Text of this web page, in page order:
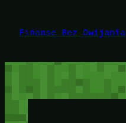
treści
Finanse Bez Owijania